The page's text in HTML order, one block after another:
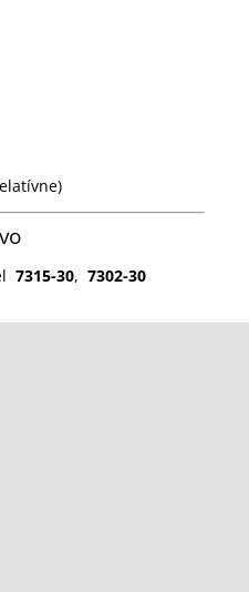
7315-30, 7302-30